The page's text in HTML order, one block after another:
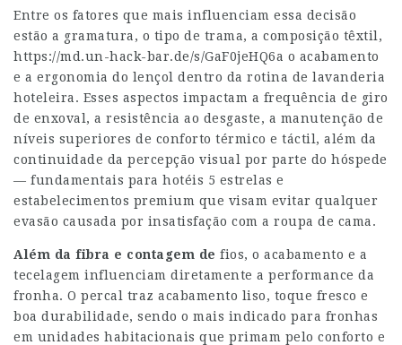
Entre os fatores que mais influenciam essa decisão
estão a gramatura, o tipo de trama, a composição têxtil,
https://md.un-hack-bar.de/s/GaF0jeHQ6a o acabamento
e a ergonomia do lençol dentro da rotina de lavanderia
hoteleira. Esses aspectos impactam a frequência de giro
de enxoval, a resistência ao desgaste, a manutenção de
níveis superiores de conforto térmico e táctil, além da
continuidade da percepção visual por parte do hóspede
— fundamentais para hotéis 5 estrelas e
estabelecimentos premium que visam evitar qualquer
evasão causada por insatisfação com a roupa de cama.
Além da fibra e contagem de fios, o acabamento e a
tecelagem influenciam diretamente a performance da
fronha. O percal traz acabamento liso, toque fresco e
boa durabilidade, sendo o mais indicado para fronhas
em unidades habitacionais que primam pelo conforto e